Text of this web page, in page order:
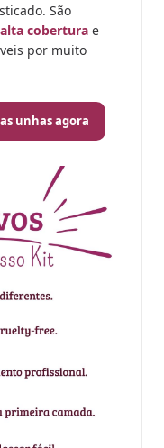
São
alta cobertura e
por muito
unhas agora